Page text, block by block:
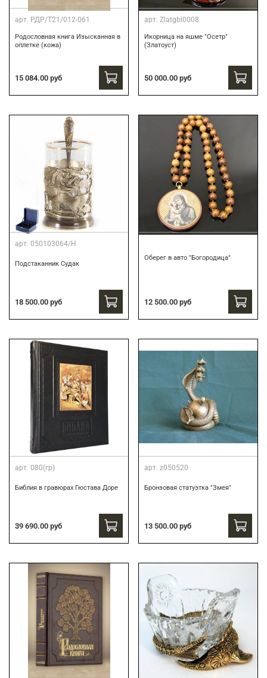
арт. РДР/Т21/012-061
Родословная книга Изысканная в
оплетке (кожа)
15 084.00 руб
арт. Zlatgbi0008
Икорница на яшме "Осетр"
(Златоуст)
50 000.00 руб
арт. 050103064/Н
Подстаканник Судак
18 500.00 руб
Оберег в авто "Богородица"
12 500.00 руб
арт. 080(гр)
Библия в гравюрах Гюстава Доре
39 690.00 руб
арт. z050520
Бронзовая статуэтка "Змея"
13 500.00 руб